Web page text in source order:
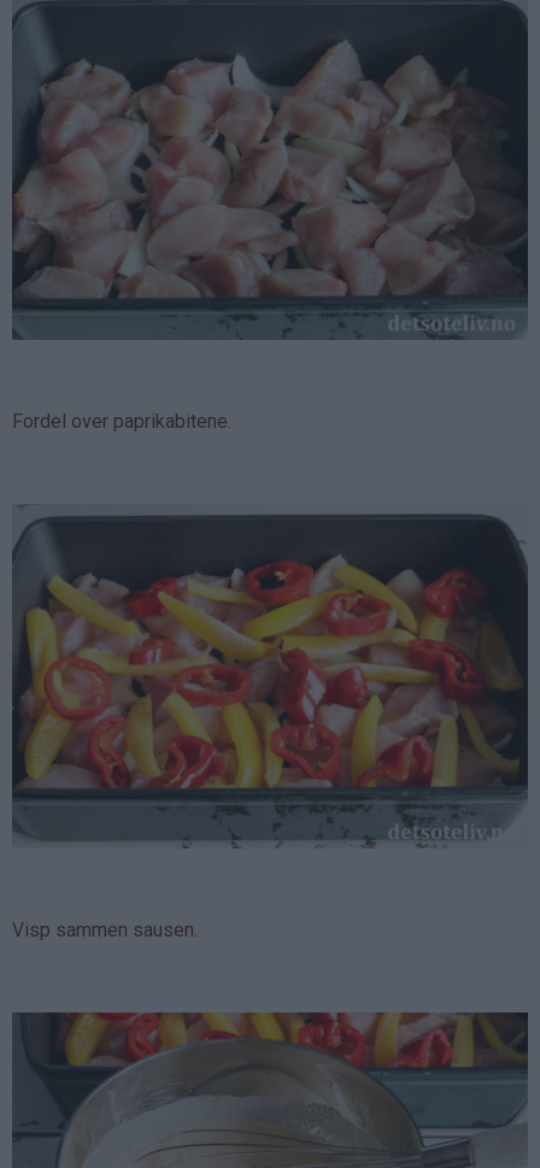
Fordel over paprikabitene.
Visp sammen sausen.